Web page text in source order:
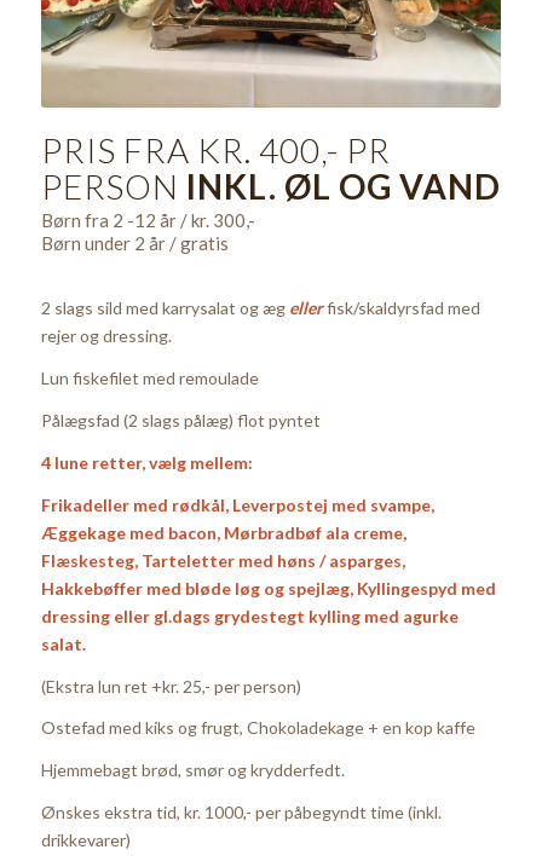
PRIS FRA KR. 400,- PR
PERSON INKL. ØL OG VAND
Børn fra 2 -12 år / kr. 300,-
Børn under 2 år / gratis
2 slags sild med karrysalat og æg ellerfisk/skaldyrsfad med
rejer og dressing.
Lun fiskefilet med remoulade
Pålægsfad (2 slags pålæg) flot pyntet
4 lune retter, vælg mellem:
Frikadeller med rødkål, Leverpostej med svampe,
Æggekage med bacon, Mørbradbøf ala creme,
Flæskesteg, Tarteletter med høns / asparges,
Hakkebøffer med bløde løg og spejlæg, Kyllingespyd med
dressing eller gl.dags grydestegt kylling med agurke
salat.
(Ekstra lun ret +kr. 25,- per person)
Ostefad med kiks og frugt, Chokoladekage + en kop kaffe
Hjemmebagt brød, smør og krydderfedt.
Ønskes ekstra tid, kr. 1000,- per påbegyndt time (inkl.
drikkevarer)